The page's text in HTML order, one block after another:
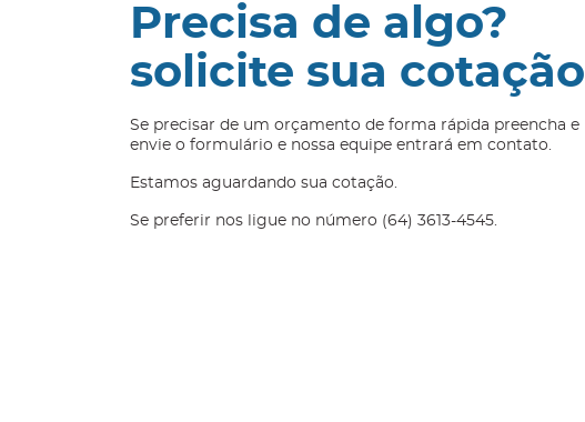
Precisa de algo?
solicite sua cotação
Se precisar de um orçamento de forma rápida preencha e
envie o formulário e nossa equipe entrará em contato.
Estamos aguardando sua cotação.
Se preferir nos ligue no número (64) 3613-4545.